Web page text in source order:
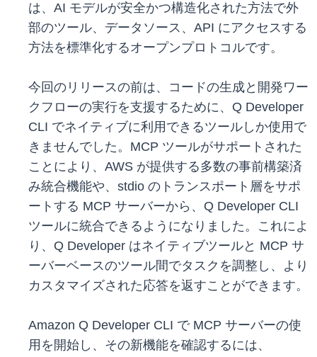
は、AI モデルが安全かつ構造化された方法で外
部のツール、データソース、API にアクセスする
方法を標準化するオープンプロトコルです。
今回のリリースの前は、コードの生成と開発ワー
クフローの実行を支援するために、Q Developer
CLI でネイティブに利用できるツールしか使用で
きませんでした。MCP ツールがサポートされた
ことにより、AWS が提供する多数の事前構築済
み統合機能や、stdio のトランスポート層をサポ
ートする MCP サーバーから、Q Developer CLI
ツールに統合できるようになりました。これによ
り、Q Developer はネイティブツールと MCP サ
ーバーベースのツール間でタスクを調整し、より
カスタマイズされた応答を返すことができます。
Amazon Q Developer CLI で MCP サーバーの使
用を開始し、その新機能を確認するには、